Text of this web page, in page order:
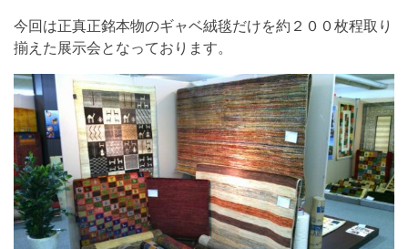
今回は正真正銘本物のギャベ絨毯だけを約２００枚程取り
揃えた展示会となっております。